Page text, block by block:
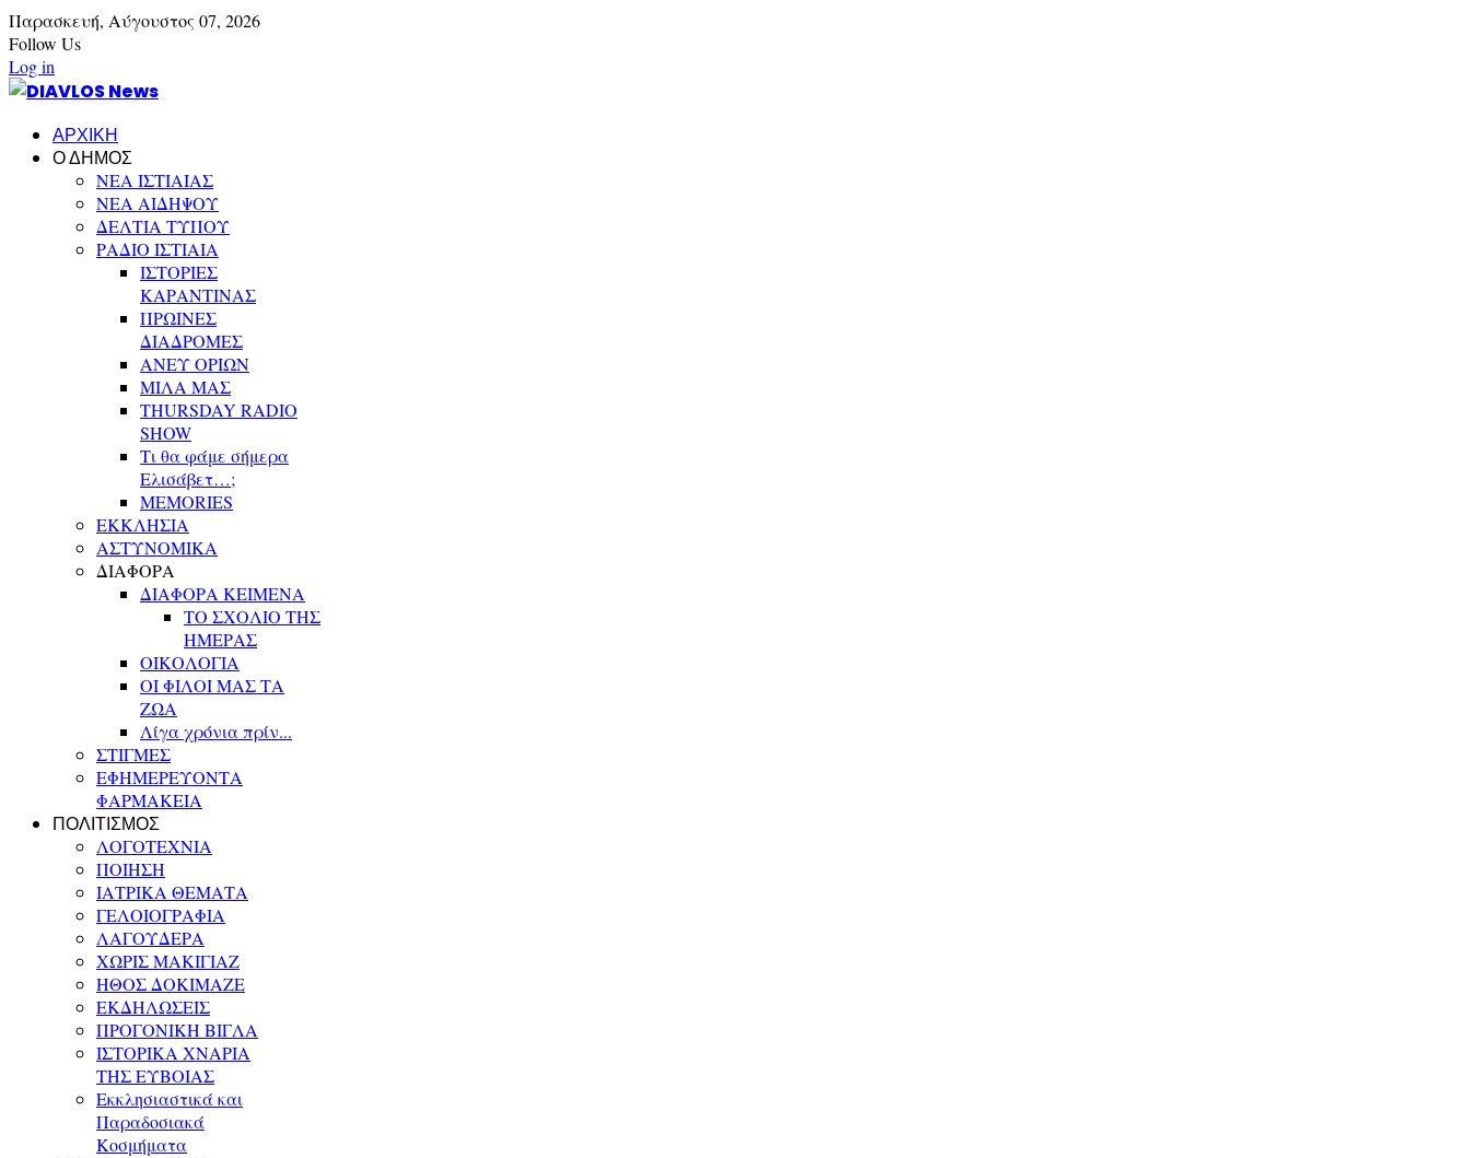
Παρασκευή, Αύγουστος 07, 2026
Follow Us
Log in
ΑΡΧΙΚΗ
Ο ΔΗΜΟΣ
ΝΕΑ ΙΣΤΙΑΙΑΣ
ΝΕΑ ΑΙΔΗΨΟΥ
ΔΕΛΤΙΑ ΤΥΠΟΥ
ΡΑΔΙΟ ΙΣΤΙΑΙΑ
ΙΣΤΟΡΙΕΣ
ΚΑΡΑΝΤΙΝΑΣ
ΠΡΩΙΝΕΣ
ΔΙΑΔΡΟΜΕΣ
ΑΝΕΥ ΟΡΙΩΝ
ΜΙΛΑ ΜΑΣ
THURSDAY RADIO
SHOW
Τι θα φάμε σήμερα
Ελισάβετ…;
MEMORIES
ΕΚΚΛΗΣΙΑ
ΑΣΤΥΝΟΜΙΚΑ
ΔΙΑΦΟΡΑ
ΔΙΑΦΟΡΑ ΚΕΙΜΕΝΑ
ΤΟ ΣΧΟΛΙΟ ΤΗΣ
ΗΜΕΡΑΣ
ΟΙΚΟΛΟΓΙΑ
ΟΙ ΦΙΛΟΙ ΜΑΣ ΤΑ
ΖΩΑ
Λίγα χρόνια πρίν...
ΣΤΙΓΜΕΣ
ΕΦΗΜΕΡΕΥΟΝΤΑ
ΦΑΡΜΑΚΕΙΑ
ΠΟΛΙΤΙΣΜΟΣ
ΛΟΓΟΤΕΧΝΙΑ
ΠΟΙΗΣΗ
ΙΑΤΡΙΚΑ ΘΕΜΑΤΑ
ΓΕΛΟΙΟΓΡΑΦΙΑ
ΛΑΓΟΥΔΕΡΑ
ΧΩΡΙΣ ΜΑΚΙΓΙΑΖ
ΗΘΟΣ ΔΟΚΙΜΑΖΕ
ΕΚΔΗΛΩΣΕΙΣ
ΠΡΟΓΟΝΙΚΗ ΒΙΓΛΑ
ΙΣΤΟΡΙΚΑ ΧΝΑΡΙΑ
ΤΗΣ ΕΥΒΟΙΑΣ
Εκκλησιαστικά και
Παραδοσιακά
Κοσμήματα